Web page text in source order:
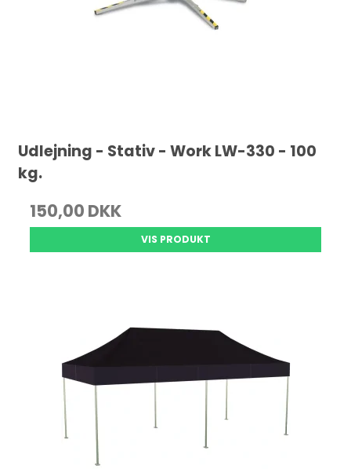
Udlejning - Stativ - Work LW-330 - 100
kg.
150,00 DKK
VIS PRODUKT